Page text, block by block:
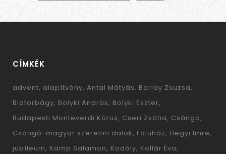
CÍMKÉK
advent alapítvány Antal Mátyás Barlay Zsuzsa
Biatorbágy Bolyki András Bolyki Eszter
Budapesti Monteverdi Kórus Cseri Zsófia Csángó
Csángó-magyar szerelmi dalok Faluház Hegyi Imre
jubíleum Kamp Salamon Kodály Kollár Éva